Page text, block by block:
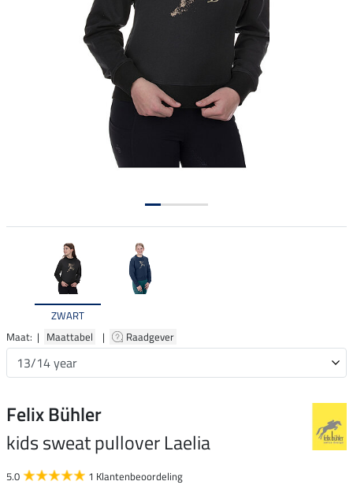
ZWART
Maat: | Maattabel | Raadgever
Felix Bühler
kids sweat pullover Laelia
5.0 1 Klantenbeoordeling